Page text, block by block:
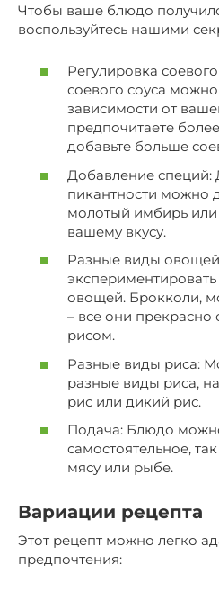
Чтобы ваше блюдо
воспользуйтесь нашими
Регулировка
соевого соуса
зависимости от
предпочитаете
добавьте больше
Добавление
пикантности можно
молотый имбирь или
вашему вкусу.
Разные виды
овощей. Брокколи,
– все они прекрасно
рисом.
Разные виды риса:
разные виды риса,
рис или дикий рис.
Подача: Блюдо
самостоятельное,
мясу или рыбе.
Вариации рецепта
Этот рецепт можно легко
предпочтения: